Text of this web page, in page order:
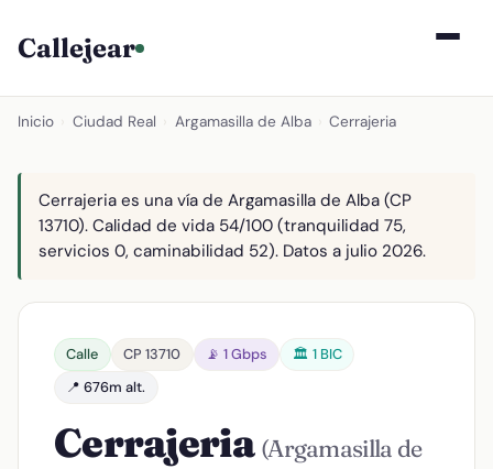
Callejear
Inicio Ciudad Real Argamasilla de Alba Cerrajeria
Cerrajeria es una vía de Argamasilla de Alba (CP
13710). Calidad de vida 54/100 (tranquilidad 75,
servicios 0, caminabilidad 52). Datos a julio 2026.
Calle CP 13710 📡 1 Gbps
🏛️ 1 BIC
📍 676m alt.
Cerrajeria (Argamasilla de